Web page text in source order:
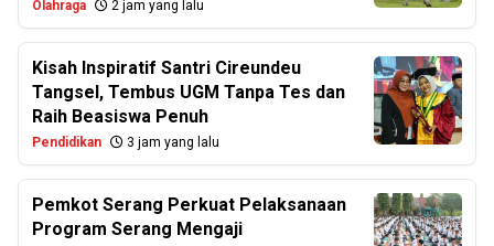
Olahraga 2 jam yang lalu
Kisah Inspiratif Santri Cireundeu
Tangsel, Tembus UGM Tanpa Tes dan
Raih Beasiswa Penuh
Pendidikan 3 jam yang lalu
Pemkot Serang Perkuat Pelaksanaan
Program Serang Mengaji